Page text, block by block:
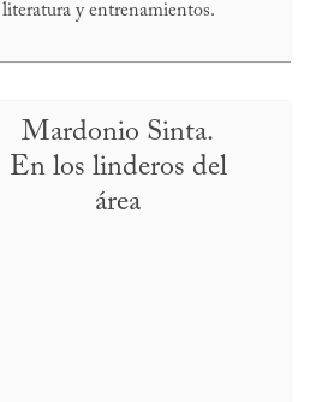
literatura y entrenamientos.
Mardonio Sinta.
En los linderos del
área